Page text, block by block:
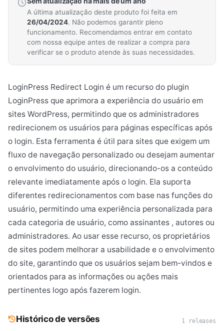
A última atualização deste produto foi feita em
26/04/2024. Não podemos garantir pleno
funcionamento. Recomendamos entrar em contato
com nossa equipe antes de realizar a compra para
verificar se o produto atende às suas necessidades.
LoginPress Redirect Login é um recurso do plugin
LoginPress que aprimora a experiência do usuário em
sites WordPress, permitindo que os administradores
redirecionem os usuários para páginas específicas após
o login. Esta ferramenta é útil para sites que exigem um
fluxo de navegação personalizado ou desejam aumentar
o envolvimento do usuário, direcionando-os a conteúdo
relevante imediatamente após o login. Ela suporta
diferentes redirecionamentos com base nas funções do
usuário, permitindo uma experiência personalizada para
cada categoria de usuário, como assinantes , autores ou
administradores. Ao usar esse recurso, os proprietários
de sites podem melhorar a usabilidade e o envolvimento
do site, garantindo que os usuários sejam bem-vindos e
orientados para as informações ou ações mais
pertinentes logo após fazerem login.
Histórico de versões 1 releases